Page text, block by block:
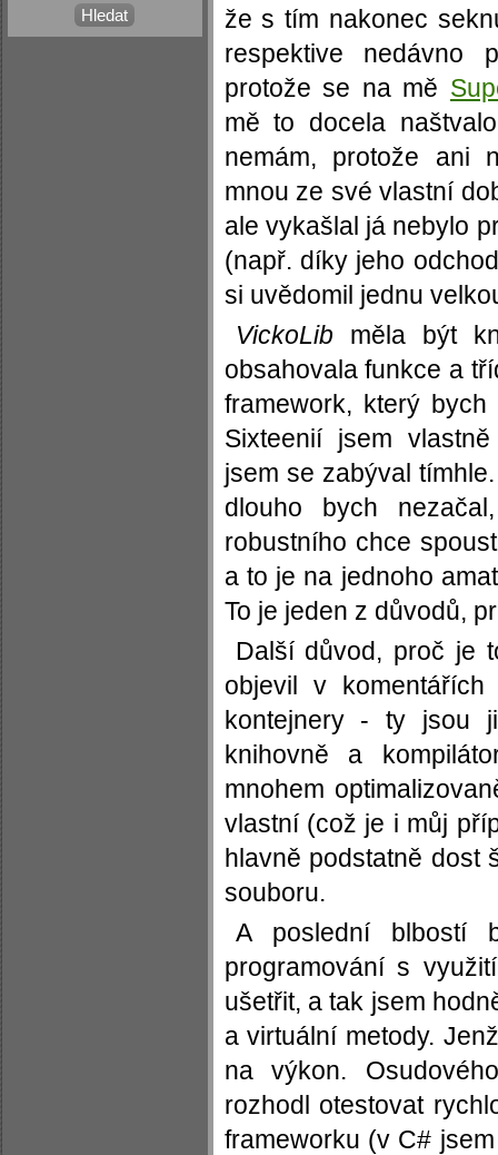
že s tím nakonec
respektive nedávno
protože se na mě
mě to docela
nemám, protože ani
mnou ze své vlastní
ale vykašlal já nebylo
(např. díky jeho
si uvědomil jednu
VickoLib měla být
obsahovala funkce a
framework, který
Sixteenií jsem
jsem se zabýval
dlouho bych
robustního chce
a to je na jednoho
To je jeden z důvodů,
Další důvod, proč je
objevil v
kontejnery - ty jsou
knihovně a
mnohem
vlastní (což je i můj
hlavně podstatně dost
souboru.
A poslední blbostí
programování s
ušetřit, a tak jsem
a virtuální metody.
na výkon.
rozhodl otestovat
frameworku (v C#